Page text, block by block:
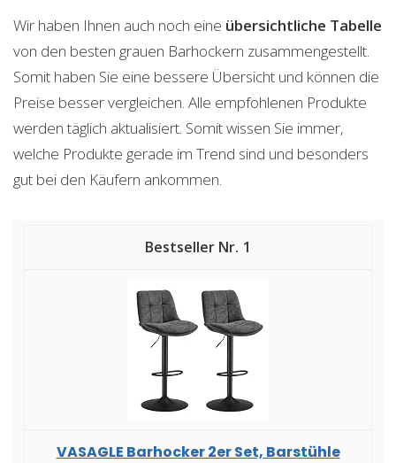
Wir haben Ihnen auch noch eine übersichtliche Tabelle
von den besten grauen Barhockern zusammengestellt.
Somit haben Sie eine bessere Übersicht und können die
Preise besser vergleichen. Alle empfohlenen Produkte
werden täglich aktualisiert. Somit wissen Sie immer,
welche Produkte gerade im Trend sind und besonders
gut bei den Käufern ankommen.
1
VASAGLE Barhocker 2er Set, Barstühle